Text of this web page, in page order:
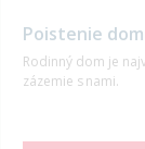
Poistenie
Rodinný dom je
zázemie s nami.